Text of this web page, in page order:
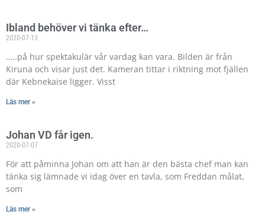
Ibland behöver vi tänka efter…
2020-07-13
…..på hur spektakulär vår vardag kan vara. Bilden är från
Kiruna och visar just det. Kameran tittar i riktning mot fjällen
där Kebnekaise ligger. Visst
Läs mer »
Johan VD får igen.
2020-07-07
För att påminna Johan om att han är den bästa chef man kan
tänka sig lämnade vi idag över en tavla, som Freddan målat,
som
Läs mer »